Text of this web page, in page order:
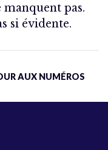
pas.
si évidente.
AUX NUMÉROS